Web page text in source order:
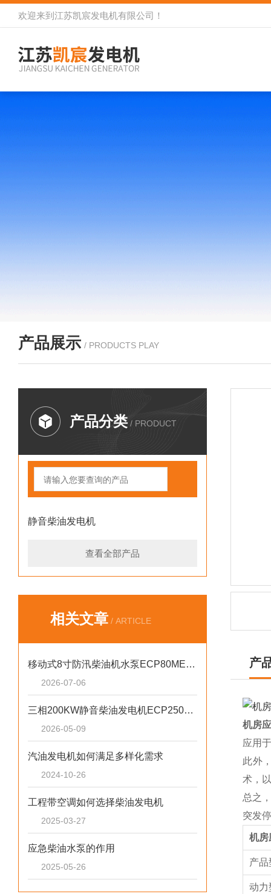
欢迎来到 江苏凯宸发电机有限公司 ！
产品展示 / PRODUCTS PLAY
产品分类 / PRODUCT
静音柴油发电机
查看全部产品
相关文章 / ARTICLE
移动式8寸防汛柴油机水泵ECP80ME产品介绍
2026-07-06
三相200KW静音柴油发电机ECP2500KVA参数介绍
2026-05-09
汽油发电机如何满足多样化需求
2024-10-26
工程带空调如何选择柴油发电机
2025-03-27
应急柴油水泵的作用
2025-05-26
产
机房
应用
此外
术，
总之
突发
机房
产品
动力